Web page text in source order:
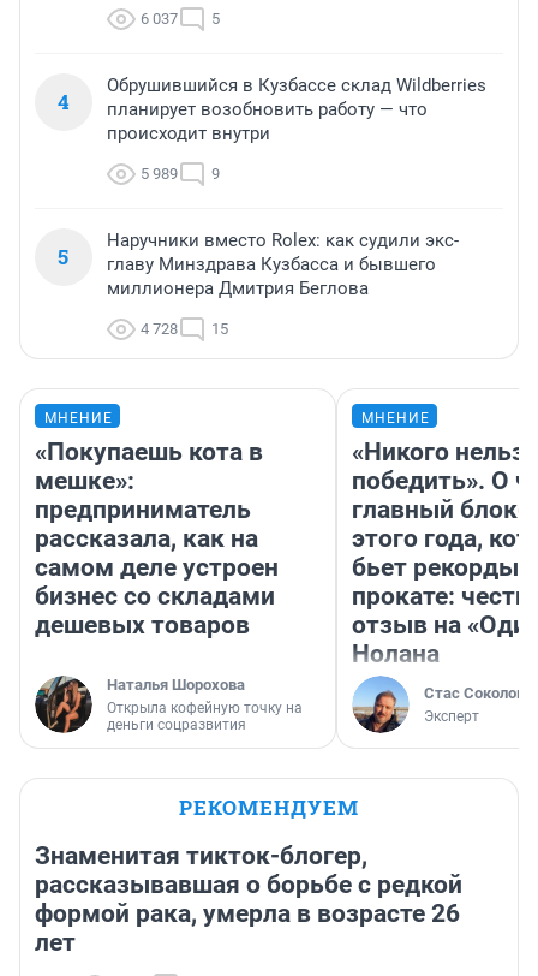
6 037 5
4
Обрушившийся в Кузбассе склад Wildberries
планирует возобновить работу — что
происходит внутри
5 989 9
5
Наручники вместо Rolex: как судили экс-
главу Минздрава Кузбасса и бывшего
миллионера Дмитрия Беглова
4 728 15
МНЕНИЕ
«Покупаешь кота в
мешке»:
предприниматель
рассказала, как на
самом деле устроен
бизнес со складами
дешевых товаров
Наталья Шорохова
Открыла кофейную точку на
деньги соцразвития
МНЕНИЕ
«Никого нельзя
победить». О
главный
этого года,
бьет рекорды в
прокате:
отзыв на
Нолана
Стас Соколов
Эксперт
РЕКОМЕНДУЕМ
Знаменитая тикток-блогер,
рассказывавшая о борьбе с редкой
формой рака, умерла в возрасте 26
лет